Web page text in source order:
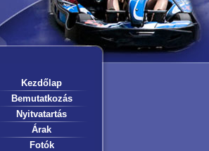
Kezdőlap
Bemutatkozás
Nyitvatartás
Árak
Fotók